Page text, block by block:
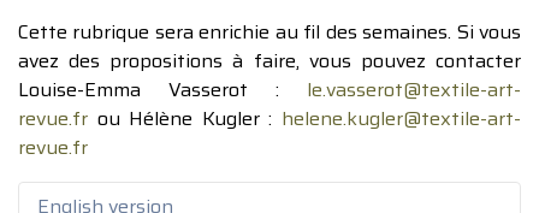
Cette rubrique sera enrichie au fil des semaines. Si vous
avez des propositions à faire, vous pouvez contacter
Louise-Emma Vasserot : le.vasserot@textile-art-
revue.fr ou Hélène Kugler : helene.kugler@textile-art-
revue.fr
English version